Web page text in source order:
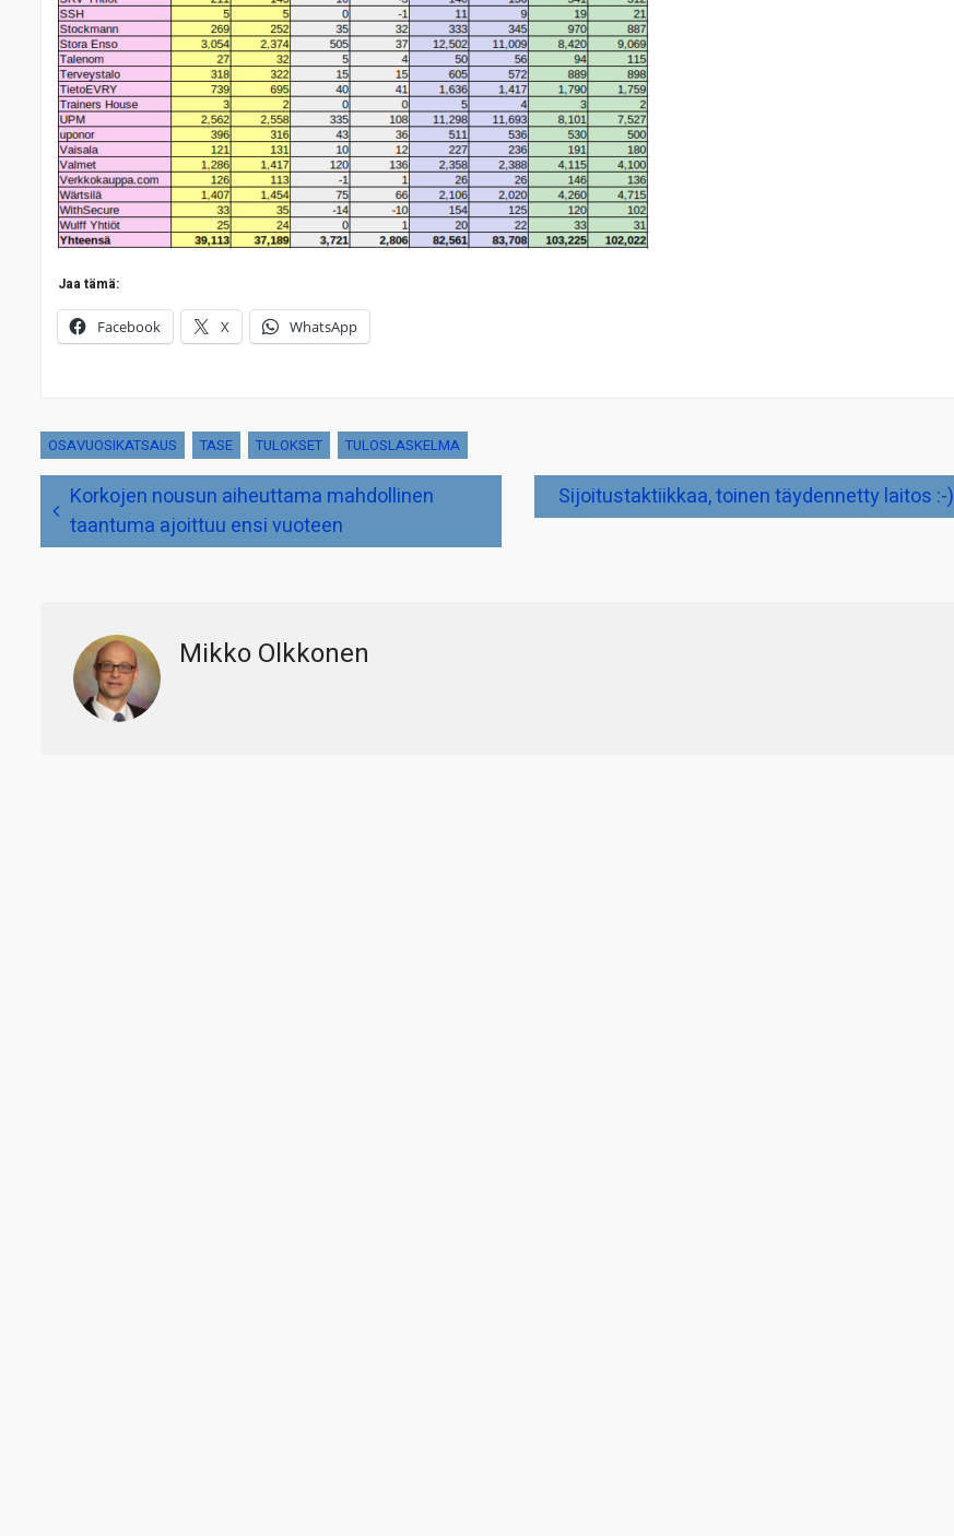
Jaa tämä:
Facebook X WhatsApp
OSAVUOSIKATSAUS TASE TULOKSET TULOSLASKELMA
Artikkelien
selausKorkojen nousun aiheuttama mahdollinen
taantuma ajoittuu ensi vuoteen
Sijoitustaktiikkaa, toinen täydennetty laitos :-)
Mikko Olkkonen